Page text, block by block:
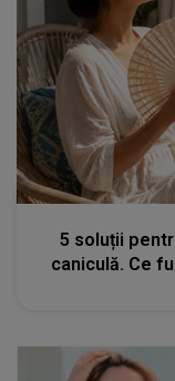
5 soluții
caniculă. Ce